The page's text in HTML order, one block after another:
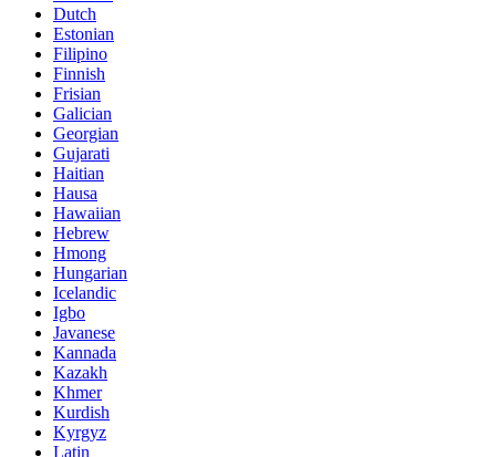
Dutch
Estonian
Filipino
Finnish
Frisian
Galician
Georgian
Gujarati
Haitian
Hausa
Hawaiian
Hebrew
Hmong
Hungarian
Icelandic
Igbo
Javanese
Kannada
Kazakh
Khmer
Kurdish
Kyrgyz
Latin